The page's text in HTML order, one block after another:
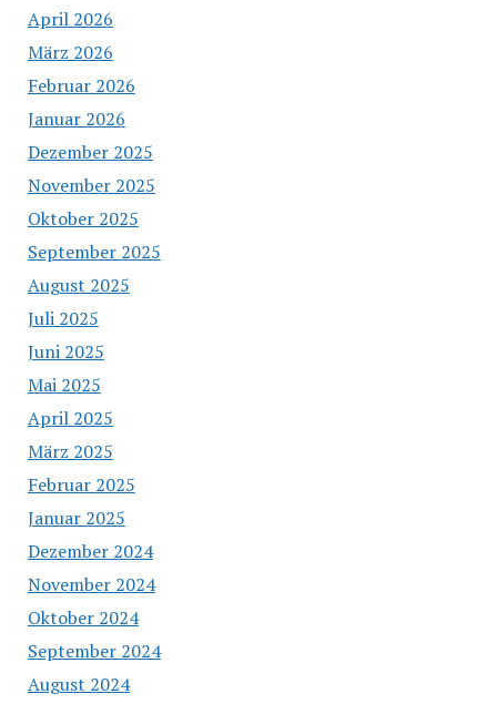
April 2026
März 2026
Februar 2026
Januar 2026
Dezember 2025
November 2025
Oktober 2025
September 2025
August 2025
Juli 2025
Juni 2025
Mai 2025
April 2025
März 2025
Februar 2025
Januar 2025
Dezember 2024
November 2024
Oktober 2024
September 2024
August 2024